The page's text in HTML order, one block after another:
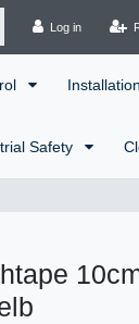
Log in
Safety